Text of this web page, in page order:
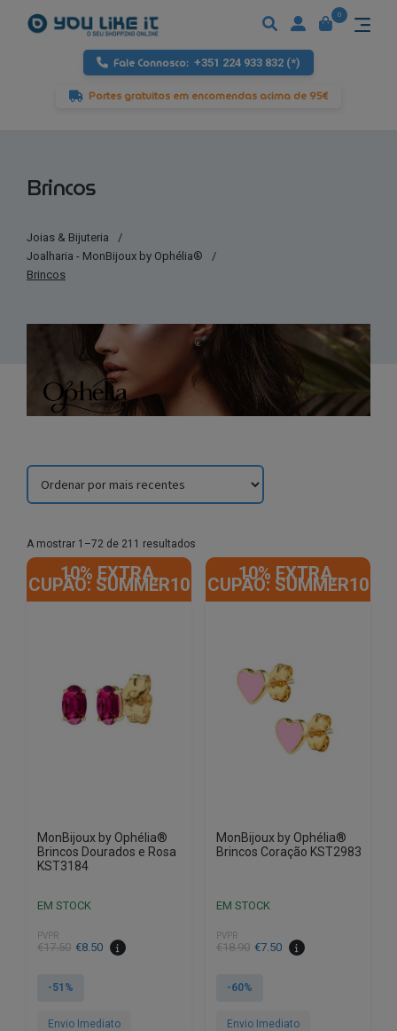
Fale Connosco: +351 224 933 832 (*)
Portes gratuitos em encomendas acima de 95€
0
Brincos
Joias & Bijuteria
/
Joalharia - MonBijoux by Ophélia®
/
Brincos
A mostrar 1–72 de 211 resultados
latest
10% EXTRA,
CUPÃO: SUMMER10
MonBijoux by Ophélia®
Brincos Dourados e Rosa
KST3184
EM STOCK
PVPR
€17.50
O
original
€17.50.
€8.50
O
atual
€8.50.
-51%
Envio Imediato
10% EXTRA,
CUPÃO: SUMMER10
MonBijoux by Ophélia®
Brincos Coração KST2983
EM STOCK
PVPR
€18.90
O
original
€18.90.
€7.50
O
atual
€7.50.
-60%
Envio Imediato